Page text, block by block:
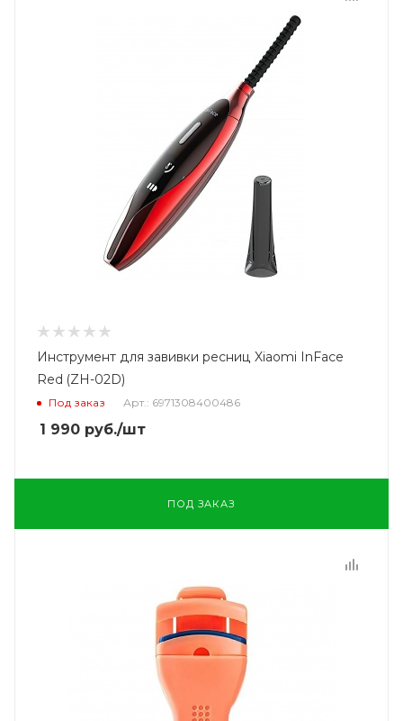
Инструмент для завивки ресниц Xiaomi InFace
Red (ZH-02D)
Под заказ Арт.: 6971308400486
1 990 руб./шт
ПОД ЗАКАЗ